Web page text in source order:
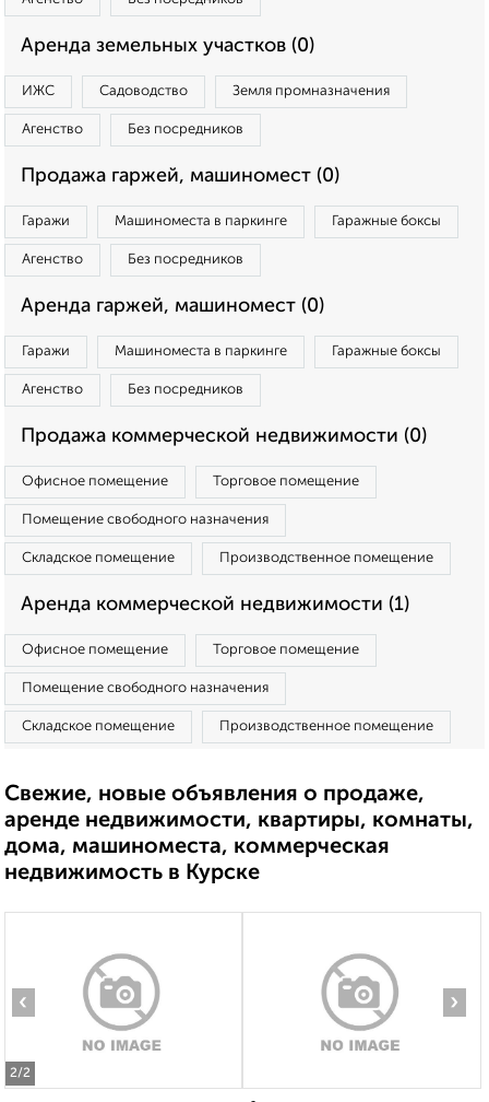
Аренда земельных участков (0)
ИЖС Садоводство Земля промназначения
Агенство Без посредников
Продажа гаржей, машиномест (0)
Гаражи Машиноместа в паркинге Гаражные боксы
Агенство Без посредников
Аренда гаржей, машиномест (0)
Гаражи Машиноместа в паркинге Гаражные боксы
Агенство Без посредников
Продажа коммерческой недвижимости (0)
Офисное помещение Торговое помещение
Помещение свободного назначения
Складское помещение Производственное помещение
Аренда коммерческой недвижимости (1)
Офисное помещение Торговое помещение
Помещение свободного назначения
Складское помещение Производственное помещение
Свежие, новые объявления о продаже,
аренде недвижимости, квартиры, комнаты,
дома, машиноместа, коммерческая
недвижимость в Курске
2/2
‹ ›